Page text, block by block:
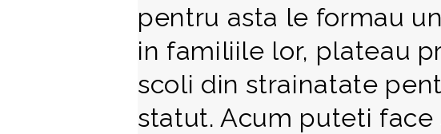
pentru asta le formau
in familiile lor, plateau
scoli din strainatate
statut. Acum puteti face